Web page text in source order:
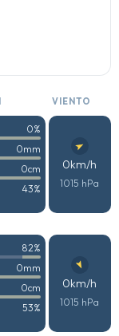
VIENTO
0%
0mm
0cm
43%
0km/h
1015 hPa
82%
0mm
0cm
53%
0km/h
1015 hPa